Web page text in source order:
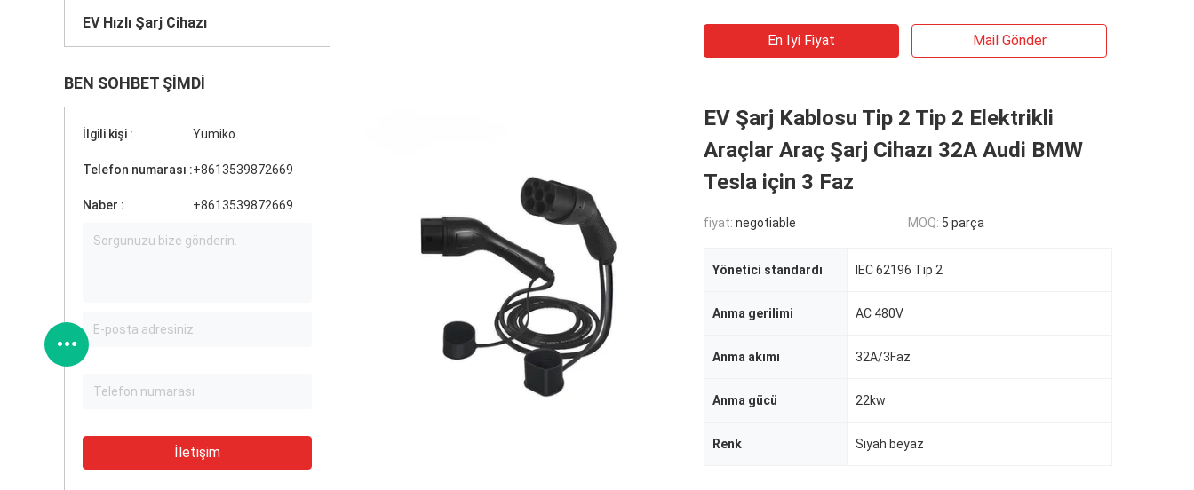
EV Hızlı Şarj Cihazı
BEN SOHBET ŞIMDI
İlgili kişi : Yumiko
Telefon numarası :+8613539872669
Naber : +8613539872669
İletişim
En Iyi Fiyat Mail Gönder
EV Şarj Kablosu Tip 2 Tip 2 Elektrikli
Araçlar Araç Şarj Cihazı 32A Audi BMW
Tesla için 3 Faz
fiyat: negotiable MOQ: 5 parça
Yönetici standardı IEC 62196 Tip 2
Anma gerilimi AC 480V
Anma akımı 32A/3Faz
Anma gücü 22kw
Renk Siyah beyaz